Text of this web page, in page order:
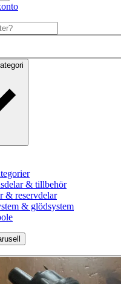
& tillbehör
& reservdelar
& glödsystem